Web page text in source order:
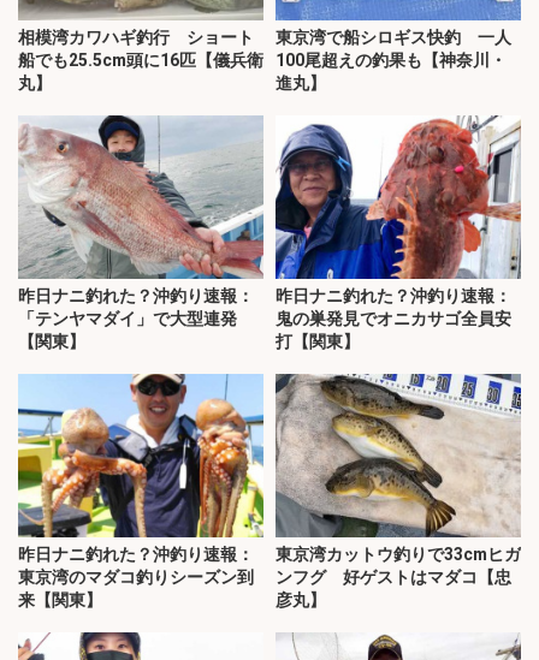
相模湾カワハギ釣行 ショート
船でも25.5cm頭に16匹【儀兵衛
丸】
東京湾で船シロギス快釣 一人
100尾超えの釣果も【神奈川・
進丸】
昨日ナニ釣れた？沖釣り速報：
「テンヤマダイ」で大型連発
【関東】
昨日ナニ釣れた？沖釣り速報：
鬼の巣発見でオニカサゴ全員安
打【関東】
昨日ナニ釣れた？沖釣り速報：
東京湾のマダコ釣りシーズン到
来【関東】
東京湾カットウ釣りで33cmヒガ
ンフグ 好ゲストはマダコ【忠
彦丸】